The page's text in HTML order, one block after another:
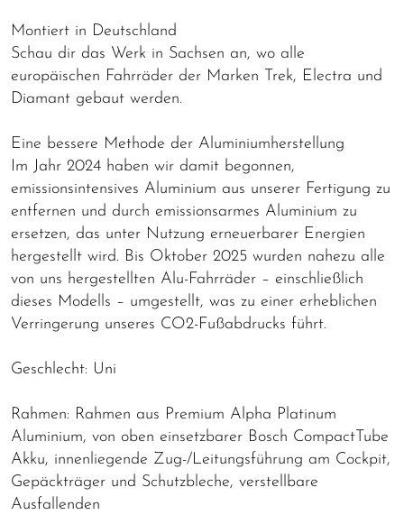
Montiert in Deutschland
Schau dir das Werk in Sachsen an, wo alle
europäischen Fahrräder der Marken Trek, Electra und
Diamant gebaut werden.
Eine bessere Methode der Aluminiumherstellung
Im Jahr 2024 haben wir damit begonnen,
emissionsintensives Aluminium aus unserer Fertigung zu
entfernen und durch emissionsarmes Aluminium zu
ersetzen, das unter Nutzung erneuerbarer Energien
hergestellt wird. Bis Oktober 2025 wurden nahezu alle
von uns hergestellten Alu-Fahrräder – einschließlich
dieses Modells – umgestellt, was zu einer erheblichen
Verringerung unseres CO2-Fußabdrucks führt.
Geschlecht: Uni
Rahmen: Rahmen aus Premium Alpha Platinum
Aluminium, von oben einsetzbarer Bosch CompactTube
Akku, innenliegende Zug-/Leitungsführung am Cockpit,
Gepäckträger und Schutzbleche, verstellbare
Ausfallenden